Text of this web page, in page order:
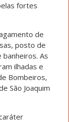
fortes
de
posto de
As
ilhadas e
Bombeiros,
São Joaquim